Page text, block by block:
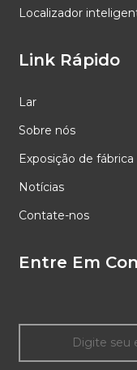
Localizador
Link Rápido
Lar
Sobre nós
Exposição de fábrica
Notícias
Contate-nos
Entre Em